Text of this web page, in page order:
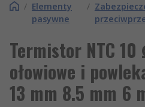
/ Elementy
pasywne
/
Termistor NTC
ołowiowe i
13 mm 8.5 mm 6